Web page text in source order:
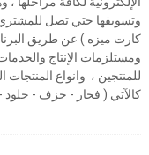
وتسويقها حتي تصل
كارت ميزه ) عن طريق
ومستلزمات الإنتاج
للمنتجين ، وانواع
كالآتي ( فخار - خزف - جلود